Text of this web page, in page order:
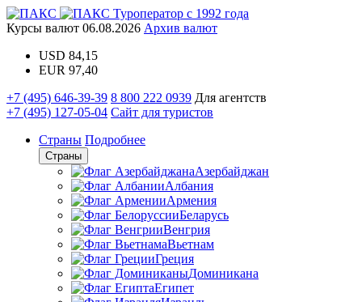
Туроператор с 1992 года
Курсы валют 06.08.2026 Архив валют
USD 84,15
EUR 97,40
+7 (495) 646-39-39 8 800 222 0939 Для агентств
+7 (495) 127-05-04 Сайт для туристов
Страны Подробнее
Страны
Азербайджан
Албания
Армения
Беларусь
Венгрия
Вьетнам
Греция
Доминикана
Египет